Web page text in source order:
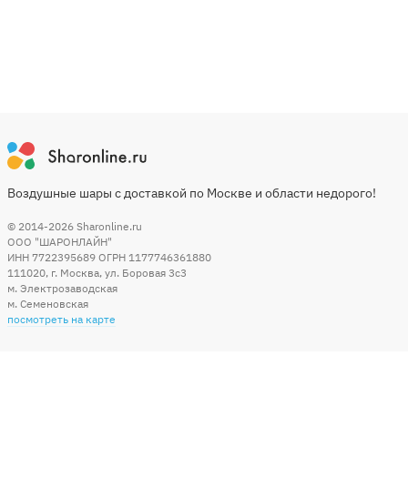
Воздушные шары с доставкой по Москве и области недорого!
© 2014-2026 Sharonline.ru
ООО "ШАРОНЛАЙН"
ИНН 7722395689 ОГРН 1177746361880
111020, г. Москва, ул. Боровая 3c3
м. Электрозаводская
м. Семеновская
посмотреть на карте